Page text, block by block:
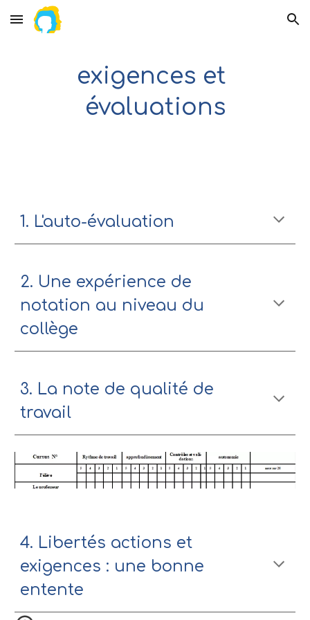
Skip to main content Skip to navigation
exigences et
évaluations
L'auto-évaluation
2. Une expérience de
notation au niveau du
collège
3. La note de qualité de
travail
4. Libertés actions et
exigences : une bonne
entente